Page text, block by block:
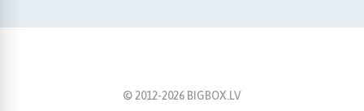
© 2012-2026 BIGBOX.LV